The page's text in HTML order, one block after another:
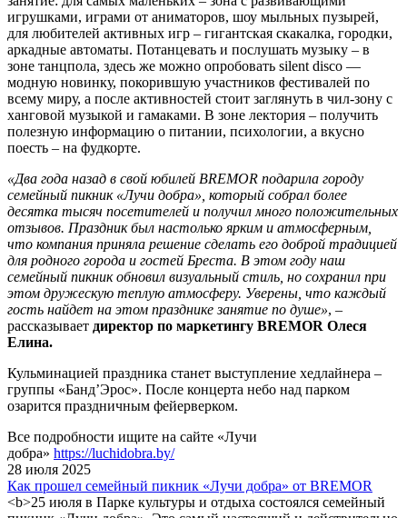
игрушками, играми от аниматоров, шоу мыльных пузырей,
для любителей активных игр – гигантская скакалка, городки,
аркадные автоматы. Потанцевать и послушать музыку – в
зоне танцпола, здесь же можно опробовать silent disco —
модную новинку, покорившую участников фестивалей по
всему миру, а после активностей стоит заглянуть в чил-зону с
ханговой музыкой и гамаками. В зоне лектория – получить
полезную информацию о питании, психологии, а вкусно
поесть – на фудкорте.
«Два года назад в свой юбилей BREMOR подарила городу
семейный пикник «Лучи добра», который собрал более
десятка тысяч посетителей и получил много положительных
отзывов. Праздник был настолько ярким и атмосферным,
что компания приняла решение сделать его доброй традицией
для родного города и гостей Бреста. В этом году наш
семейный пикник обновил визуальный стиль, но сохранил при
этом дружескую теплую атмосферу. Уверены, что каждый
гость найдет на этом празднике занятие по душе», –
рассказывает директор по маркетингу BREMOR Олеся
Елина.
Кульминацией праздника станет выступление хедлайнера –
группы «Банд’Эрос». После концерта небо над парком
озарится праздничным фейерверком.
Все подробности ищите на сайте «Лучи
добра» https://luchidobra.by/
28 июля 2025
Как прошел семейный пикник «Лучи добра» от BREMOR
<b>25 июля в Парке культуры и отдыха состоялся семейный